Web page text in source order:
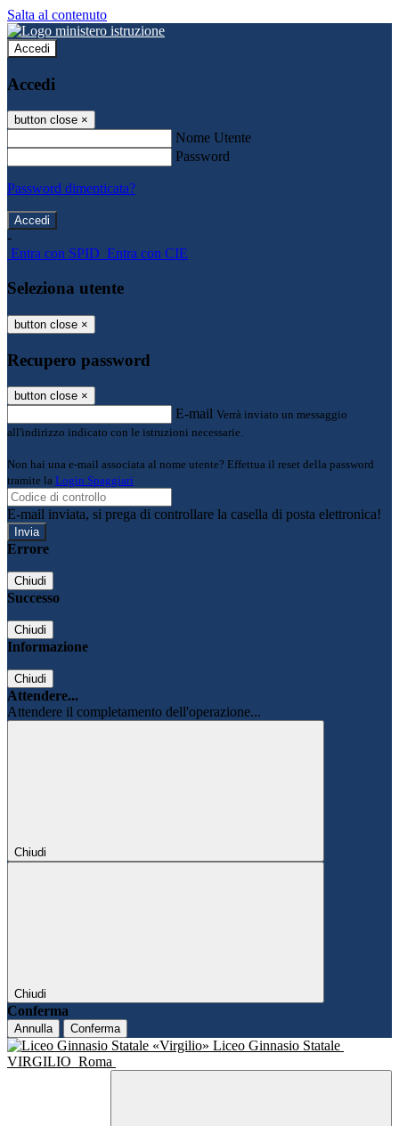
Salta al contenuto
Accedi
Accedi
button close ×
Nome Utente
Password
Password dimenticata?
-
Entra con SPID Entra con CIE
Seleziona utente
button close ×
Recupero password
button close ×
E-mail Verrà inviato un messaggio
all'indirizzo indicato con le istruzioni necessarie.
Non hai una e-mail associata al nome utente? Effettua il reset della password
tramite la Login Spaggiari
E-mail inviata, si prega di controllare la casella di posta elettronica!
Errore
Chiudi
Successo
Chiudi
Informazione
Chiudi
Attendere...
Attendere il completamento dell'operazione...
Chiudi
Chiudi
Conferma
Annulla Conferma
Liceo Ginnasio Statale
VIRGILIO Roma